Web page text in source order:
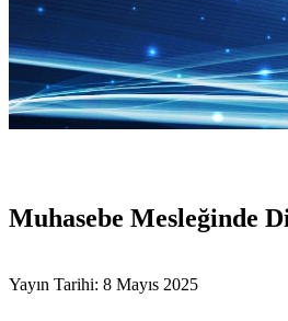
Muhasebe Mesleğinde
Yayın Tarihi: 8 Mayıs 2025